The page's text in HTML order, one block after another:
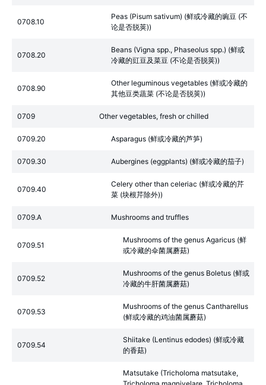
0708.10
Peas (Pisum sativum) (鲜或冷藏的豌豆 (不
论是否脱荚))
0708.20
Beans (Vigna spp., Phaseolus spp.) (鲜或
冷藏的豇豆及菜豆 (不论是否脱荚))
0708.90
Other leguminous vegetables (鲜或冷藏的
其他豆类蔬菜 (不论是否脱荚))
0709 Other vegetables, fresh or chilled
0709.20 Asparagus (鲜或冷藏的芦笋)
0709.30 Aubergines (eggplants) (鲜或冷藏的茄子)
0709.40
Celery other than celeriac (鲜或冷藏的芹
菜 (块根芹除外))
0709.A Mushrooms and truffles
0709.51
Mushrooms of the genus Agaricus (鲜
或冷藏的伞菌属蘑菇)
0709.52
Mushrooms of the genus Boletus (鲜或
冷藏的牛肝菌属蘑菇)
0709.53
Mushrooms of the genus Cantharellus
(鲜或冷藏的鸡油菌属蘑菇)
0709.54
Shiitake (Lentinus edodes) (鲜或冷藏
的香菇)
Matsutake (Tricholoma matsutake,